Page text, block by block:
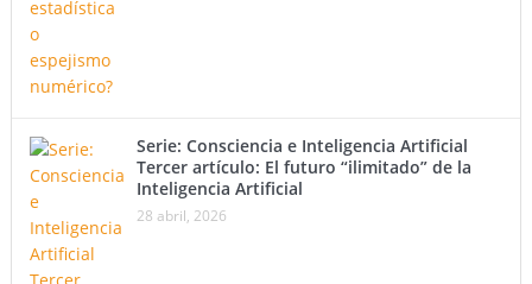
Serie: Consciencia e Inteligencia Artificial
Tercer artículo: El futuro “ilimitado” de la
Inteligencia Artificial
28 abril, 2026